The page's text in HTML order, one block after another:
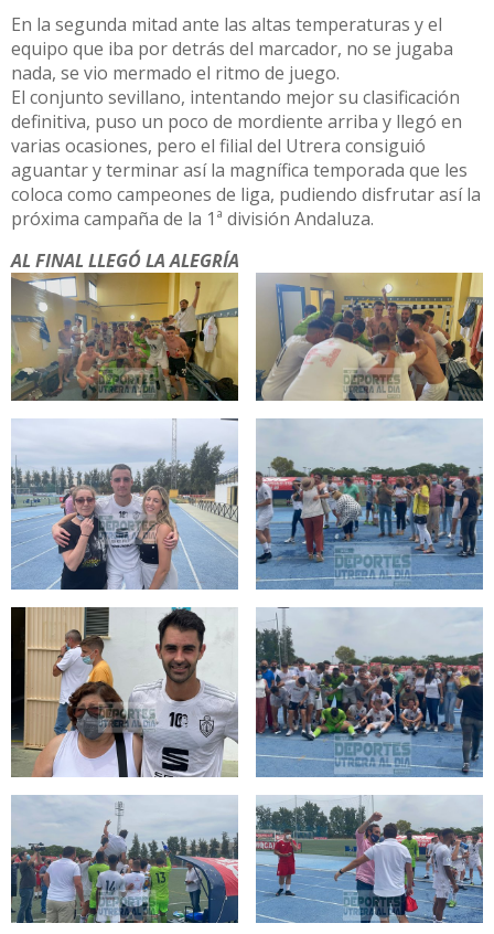
En la segunda mitad ante las altas temperaturas y el
equipo que iba por detrás del marcador, no se jugaba
nada, se vio mermado el ritmo de juego.
El conjunto sevillano, intentando mejor su clasificación
definitiva, puso un poco de mordiente arriba y llegó en
varias ocasiones, pero el filial del Utrera consiguió
aguantar y terminar así la magnífica temporada que les
coloca como campeones de liga, pudiendo disfrutar así la
próxima campaña de la 1ª división Andaluza.
AL FINAL LLEGÓ LA ALEGRÍA